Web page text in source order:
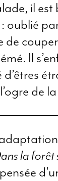
il
oublié
de
Il
de
la forêt